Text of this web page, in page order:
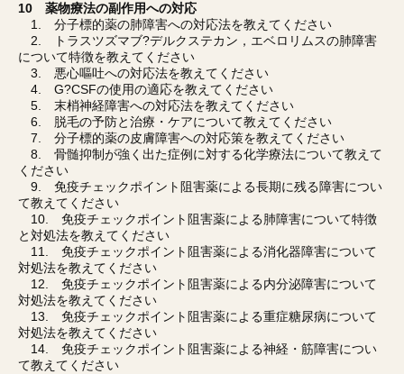
10 薬物療法の副作用への対応
1. 分子標的薬の肺障害への対応法を教えてください
2. トラスツズマブ?デルクステカン，エベロリムスの肺障害
について特徴を教えてください
3. 悪心嘔吐への対応法を教えてください
4. G?CSFの使用の適応を教えてください
5. 末梢神経障害への対応法を教えてください
6. 脱毛の予防と治療・ケアについて教えてください
7. 分子標的薬の皮膚障害への対応策を教えてください
8. 骨髄抑制が強く出た症例に対する化学療法について教えて
ください
9. 免疫チェックポイント阻害薬による長期に残る障害につい
て教えてください
10. 免疫チェックポイント阻害薬による肺障害について特徴
と対処法を教えてください
11. 免疫チェックポイント阻害薬による消化器障害について
対処法を教えてください
12. 免疫チェックポイント阻害薬による内分泌障害について
対処法を教えてください
13. 免疫チェックポイント阻害薬による重症糖尿病について
対処法を教えてください
14. 免疫チェックポイント阻害薬による神経・筋障害につい
て教えてください